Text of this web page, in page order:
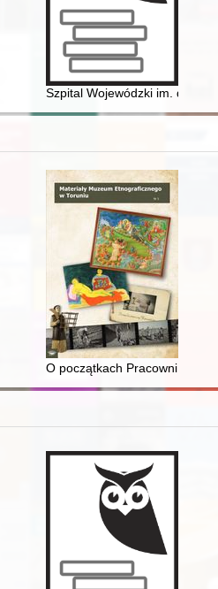
Szpital Wojewódzki im. dr.
O początkach Pracowni